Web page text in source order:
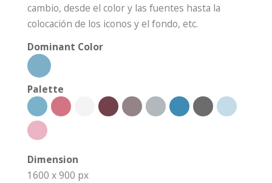
cambio, desde el color y las fuentes hasta la
colocación de los iconos y el fondo, etc.
Dominant Color
Palette
Dimension
1600 x 900 px